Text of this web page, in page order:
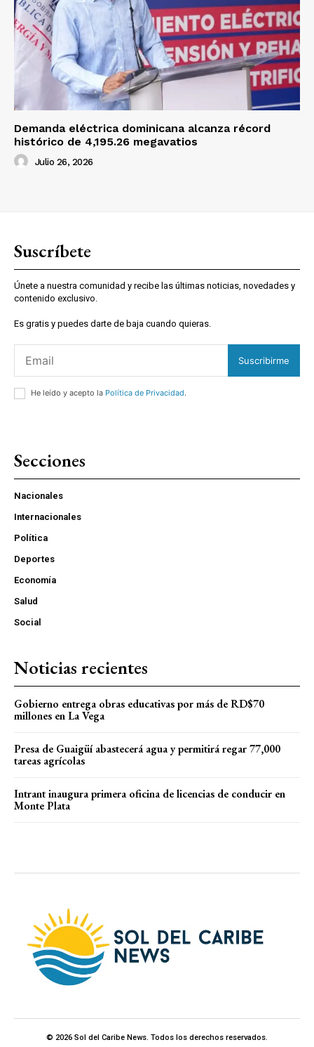
Demanda eléctrica dominicana alcanza récord
histórico de 4,195.26 megavatios
Julio 26, 2026
Suscríbete
Únete a nuestra comunidad y recibe las últimas noticias, novedades y
contenido exclusivo.
Es gratis y puedes darte de baja cuando quieras.
Suscribirme
He leído y acepto la Política de Privacidad.
Secciones
Nacionales
Internacionales
Política
Deportes
Economía
Salud
Social
Noticias recientes
Gobierno entrega obras educativas por más de RD$70
millones en La Vega
Presa de Guaigüí abastecerá agua y permitirá regar 77,000
tareas agrícolas
Intrant inaugura primera oficina de licencias de conducir en
Monte Plata
© 2026 Sol del Caribe News. Todos los derechos reservados.